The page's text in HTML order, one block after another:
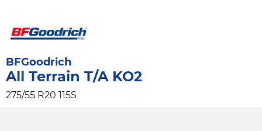
BFGoodrich
All Terrain T/A KO2
275/55 R20 115S